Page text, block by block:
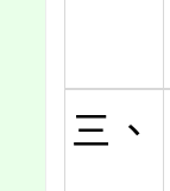
三、